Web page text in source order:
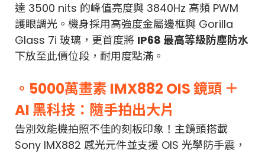
達 3500 nits 的峰值亮度與 3840Hz 高頻 PWM
護眼調光。機身採用高強度金屬邊框與 Gorilla
Glass 7i 玻璃，更首度將 IP68 最高等級防塵防水
下放至此價位段，耐用度點滿。
。5000萬畫素 IMX882 OIS 鏡頭 ＋
AI 黑科技：隨手拍出大片
告別效能機拍照不佳的刻板印象！主鏡頭搭載
Sony IMX882 感光元件並支援 OIS 光學防手震，